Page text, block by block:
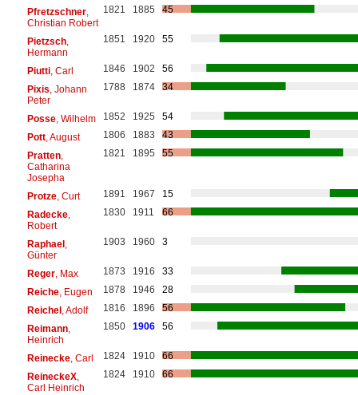
Pfretzschner,
Christian Robert
1821 1885 45
Pietzsch,
Hermann
1851 1920 55
Piutti, Carl 1846 1902
56
Pixis , Johann
Peter
1788 1874 34
Posse, Wilhelm 1852 1925
54
Pott, August 1806 1883
43
Pratten,
Catharina
Josepha
1821 1895 55
Protze, Curt 1891 1967
15
Radecke,
Robert
1830 1911 66
Raphael,
Günter
1903 1960 3
Reger, Max 1873 1916
33
Reiche, Eugen 1878 1946
28
Reichel, Adolf 1816 1896
56
Reimann,
Heinrich
1850 1906 56
Reinecke, Carl 1824 1910
66
ReineckeX,
Carl Heinrich
1824 1910 66